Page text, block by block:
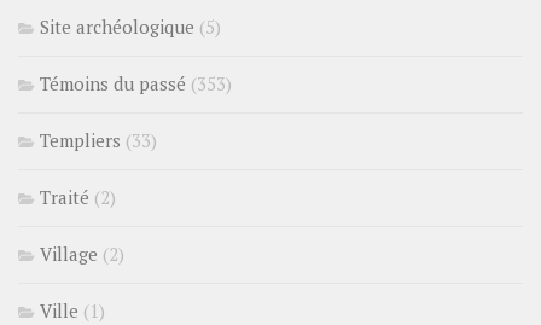
Site archéologique (5)
Témoins du passé (353)
Templiers (33)
Traité (2)
Village (2)
Ville (1)